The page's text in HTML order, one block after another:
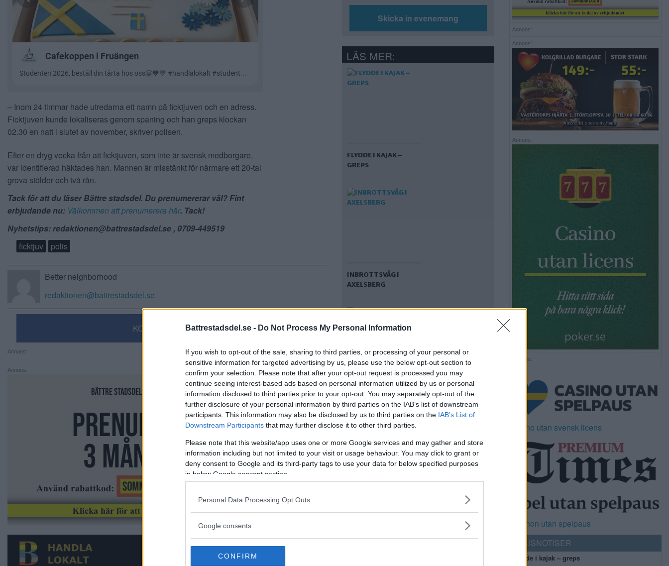
Battrestadsdel.se - Do Not Process My Personal Information
If you wish to opt-out of the sale, sharing to third parties, or processing of your personal or
sensitive information for targeted advertising by us, please use the below opt-out section to
confirm your selection. Please note that after your opt-out request is processed you may
continue seeing interest-based ads based on personal information utilized by us or personal
information disclosed to third parties prior to your opt-out. You may separately opt-out of the
further disclosure of your personal information by third parties on the IAB’s list of downstream
participants. This information may also be disclosed by us to third parties on the IAB’s List of
Downstream Participants that may further disclose it to other third parties.
Please note that this website/app uses one or more Google services and may gather and store
information including but not limited to your visit or usage behaviour. You may click to grant or
deny consent to Google and its third-party tags to use your data for below specified purposes
in below Google consent section.
Personal Data Processing Opt Outs
Google consents
CONFIRM
– Inom 24 timmar hade utredarna ett namn på ficktjuven och en adress.
Ficktjuven kunde lokaliseras genom spaning och han greps klockan
02.30 en natt i slutet av november, skriver polisen.
Efter en dryg vecka från att ficktjuven, som inte är svensk medborgare,
var identifierad häktades han. Mannen är misstänkt för närmare ett 20-tal
grova stölder och två rån.
Tack för att du läser Bättre stadsdel. Du prenumererar väl? Fint
erbjudande nu: Välkommen att prenumerera här. Tack!
Nyhetstips: redaktionen@battrestadsdel.se , 0709-449519
ficktjuv
polis
Better neighborhood
redaktionen@battrestadsdel.se
KOMMENTERA
Annons:
Annons:
Skicka in evenemang
LÄS MER:
FLYDDE I KAJAK –
GREPS
INBROTTSVÅG I
AXELSBERG
POLISEN: TVÅ
INGRIPANDEN PÅ
TISDAGEN – I
MIDSOMMARKRANSE
POLISEN OM
Annons:
Annons:
Annons:
Annons:
Casino utan svensk licens
Casinon utan spelpaus
POLISNOTISER
Flydde i kajak – greps